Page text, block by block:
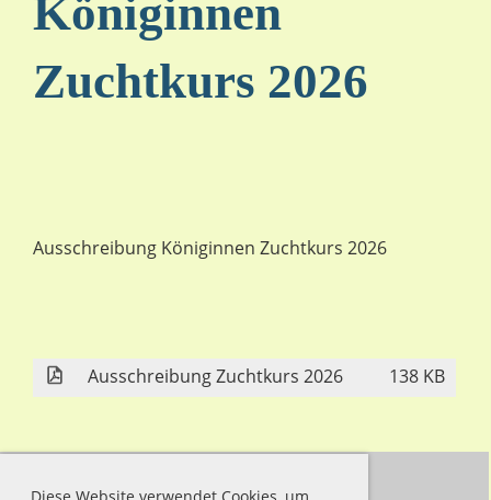
Königinnen
Zuchtkurs 2026
Ausschreibung Königinnen Zuchtkurs 2026
Ausschreibung Zuchtkurs 2026 138 KB